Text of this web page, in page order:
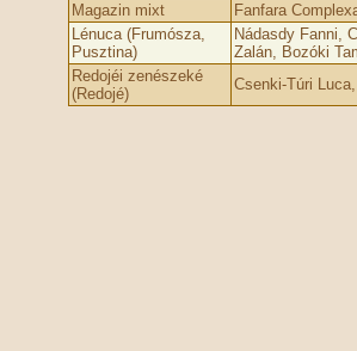
Magazin mixt
Fanfara
Lénuca (Frumósza,
Pusztina)
Nádasdy Fanni,
Zalán, Bozóki
Redojéi zenészeké
(Redojé)
Csenki-Túri